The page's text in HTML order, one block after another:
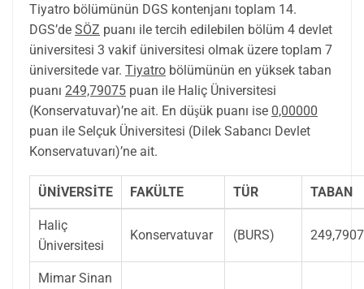
Tiyatro bölümünün DGS kontenjanı toplam 14.
DGS’de SÖZ puanı ile tercih edilebilen bölüm 4 devlet
üniversitesi 3 vakif üniversitesi olmak üzere toplam 7
üniversitede var. Tiyatro bölümünün en yüksek taban
puanı 249,79075 puan ile Haliç Üniversitesi
(Konservatuvar)’ne ait. En düşük puanı ise 0,00000
puan ile Selçuk Üniversitesi (Dilek Sabancı Devlet
Konservatuvarı)’ne ait.
ÜNİVERSİTE FAKÜLTE TÜR TABAN
Haliç
Üniversitesi
Konservatuvar (BURS)
Mimar Sinan